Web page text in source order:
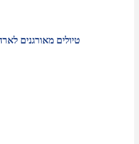
טיולים מאורגנים